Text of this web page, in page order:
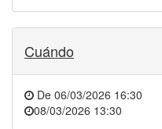
Cuándo
De 06/03/2026 16:30
08/03/2026 13:30